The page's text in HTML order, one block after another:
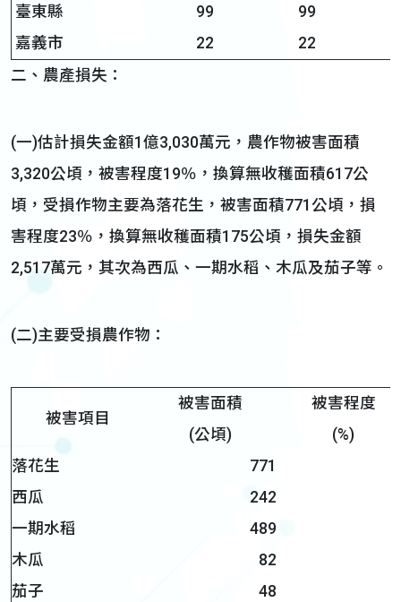
臺東縣
99 99
嘉義市
22 22
二、農產損失：
(一)估計損失金額1億3,030萬元，農作物被害面積
3,320公頃，被害程度19％，換算無收穫面積617公
頃，受損作物主要為落花生，被害面積771公頃，損
害程度23％，換算無收穫面積175公頃，損失金額
2,517萬元，其次為西瓜、一期水稻、木瓜及茄子等。
(二)主要受損農作物：
被害項目
被害面積
被害程度
(公頃)
(%)
落花生
771
西瓜
242
一期水稻
489
木瓜
82
茄子
48